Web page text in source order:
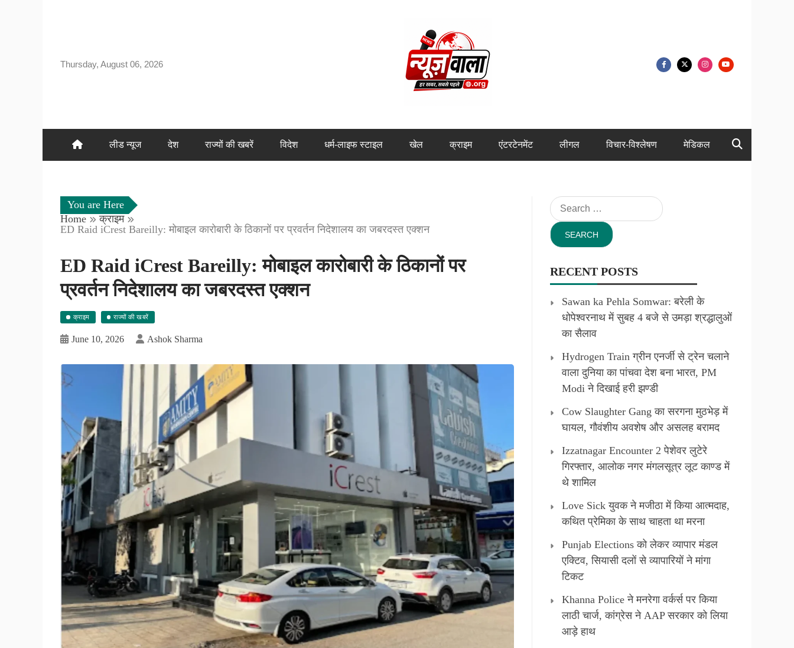
Thursday, August 06, 2026
लीड न्यूज देश राज्यों की खबरें विदेश धर्म-लाइफ स्टाइल खेल क्राइम एंटरटेनमेंट लीगल विचार-विश्लेषण मेडिकल
You are Here
Home
क्राइम
ED Raid iCrest Bareilly: मोबाइल कारोबारी के ठिकानों पर प्रवर्तन निदेशालय का जबरदस्त एक्शन
ED Raid iCrest Bareilly: मोबाइल कारोबारी के ठिकानों पर
प्रवर्तन निदेशालय का जबरदस्त एक्शन
क्राइम राज्यों की खबरें
June 10, 2026 Ashok Sharma
Search
for:
RECENT POSTS
Sawan ka Pehla Somwar: बरेली के
धोपेश्वरनाथ में सुबह 4 बजे से उमड़ा श्रद्धालुओं
का सैलाव
Hydrogen Train ग्रीन एनर्जी से ट्रेन चलाने
वाला दुनिया का पांचवा देश बना भारत, PM
Modi ने दिखाई हरी झण्डी
Cow Slaughter Gang का सरगना मुठभेड़ में
घायल, गौवंशीय अवशेष और असलह बरामद
Izzatnagar Encounter 2 पेशेवर लुटेरे
गिरफ्तार, आलोक नगर मंगलसूत्र लूट काण्‍ड में
थे शामिल
Love Sick युवक ने मजीठा में किया आत्मदाह,
कथित प्रेमिका के साथ चाहता था मरना
Punjab Elections को लेकर व्यापार मंडल
एक्टिव, सियासी दलों से व्यापारियों ने मांगा
टिकट
Khanna Police ने मनरेगा वर्कर्स पर किया
लाठी चार्ज, कांग्रेस ने AAP सरकार को लिया
आड़े हाथ